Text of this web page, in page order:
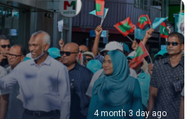
4 month 3 day ago